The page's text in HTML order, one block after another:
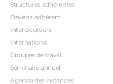
Structures adhérentes
Dévenir adhérent
Interlocuteurs
International
Groupes de travail
Séminaire annuel
Agenda des instances